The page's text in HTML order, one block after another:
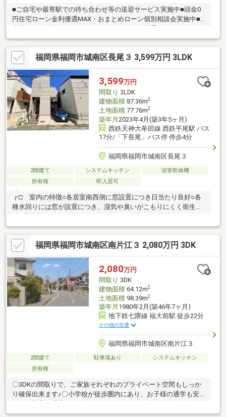
■ご自宅や最寄駅での待ち合わせ等の送迎サービス実施中■頭金0
円住宅ローン金利優遇MAX・おまとめローン個別相談会実施中■
ください■住宅ローン複数行一括申込可能（弊社ではローン代行0
円）
福岡県福岡市城南区長尾３ 3,599万円 3LDK
3,599万円
間取り 3LDK
建物面積87.36m2
土地面積77.76m2
築年月 2023年4月(築3年5ヶ月)
西鉄天神大牟田線 西鉄平尾駅 バス
17分/「下長尾」バス停 停歩4分
福岡県福岡市城南区長尾３
2階建て システムキッチン
浴室乾燥機
所有権
即入居可
┏□ 室内の特徴○各居室南西側に窓設置につき日当たり良好○各
種水回りには窓が設置につき、湿気や臭いがこもりにくく衛生的
○各居室収納の他、階段下収納も有り○リビングを見渡せるカウン
ター式のシステムキッチン○浴室に浴室暖房換気乾燥機付き○三面
鏡、裏面収納を設けた洗面化粧台┏□ ライフインフォメーショ
ン○ハローデイ長尾店：徒歩1分（約80m）○サニー長尾店：徒歩3
分（約210m）○ミニストップ福岡長尾3丁目店：徒歩1分（約
80m）○かわなみ内科：徒歩1分（約20m）○福岡市立長尾小学
校：徒歩6分（約450m）○福岡市立友泉中学校：徒歩14分（約
1100m）
福岡県福岡市城南区南片江３ 2,080万円 3DK
2,080万円
間取り 3DK
建物面積64.12m2
土地面積98.39m2
築年月 1980年2月(築46年7ヶ月)
地下鉄七隈線 福大前駅 徒歩22分
その他の交通
福岡県福岡市城南区南片江３
2階建て 駐車場あり
システムキッチン
所有権
〇3DKの間取りで、ご家族それぞれのプライベート空間もしっか
り確保出来ます♪〇小学校が徒歩圏内にあり、お子様の通学も安心
品や急なお買い物にも便利な立地です♪